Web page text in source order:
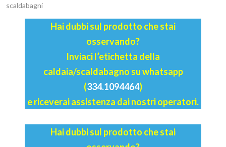
scaldabagni
Hai dubbi sul prodotto che stai
osservando?
Inviaci l’etichetta della
caldaia/scaldabagno su whatsapp
(334.1094464)
e riceverai assistenza dai nostri operatori.
Hai dubbi sul prodotto che stai